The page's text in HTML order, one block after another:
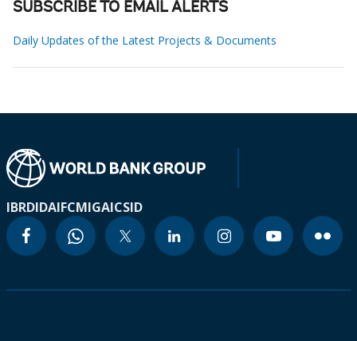
SUBSCRIBE TO EMAIL ALERTS
Daily Updates of the Latest Projects & Documents
IBRDIDAIFCMIGAICSID